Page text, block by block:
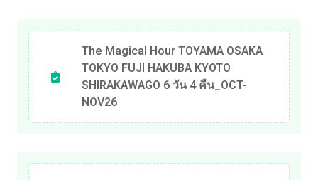
The Magical Hour TOYAMA OSAKA
TOKYO FUJI HAKUBA KYOTO
SHIRAKAWAGO 6 วัน 4 คืน_OCT-
NOV26